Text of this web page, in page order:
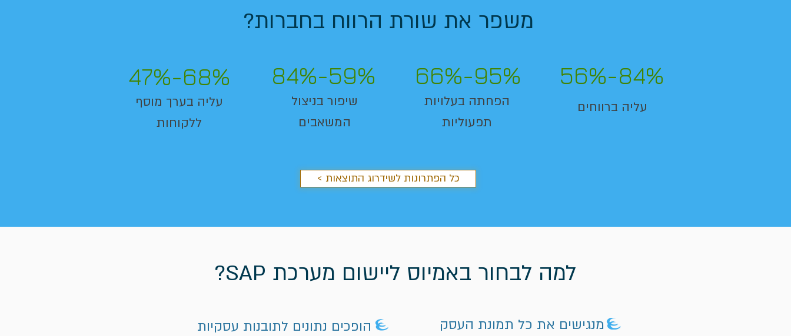
משפר את שורת הרווח בחברות?
< כל הפתרונות לשידרוג התוצאות
47%-68%
עליה בערך מוסף
ללקוחות
84%-59%
שיפור בניצול
המשאבים
66%-95%
הפחתה בעלויות
תפעוליות
56%-84%
עליה ברווחים
למה לבחור באמיוס ליישום מערכת SAP?
הופכים נתונים לתובנות עסקיות
מנגישים את כל תמונת העסק